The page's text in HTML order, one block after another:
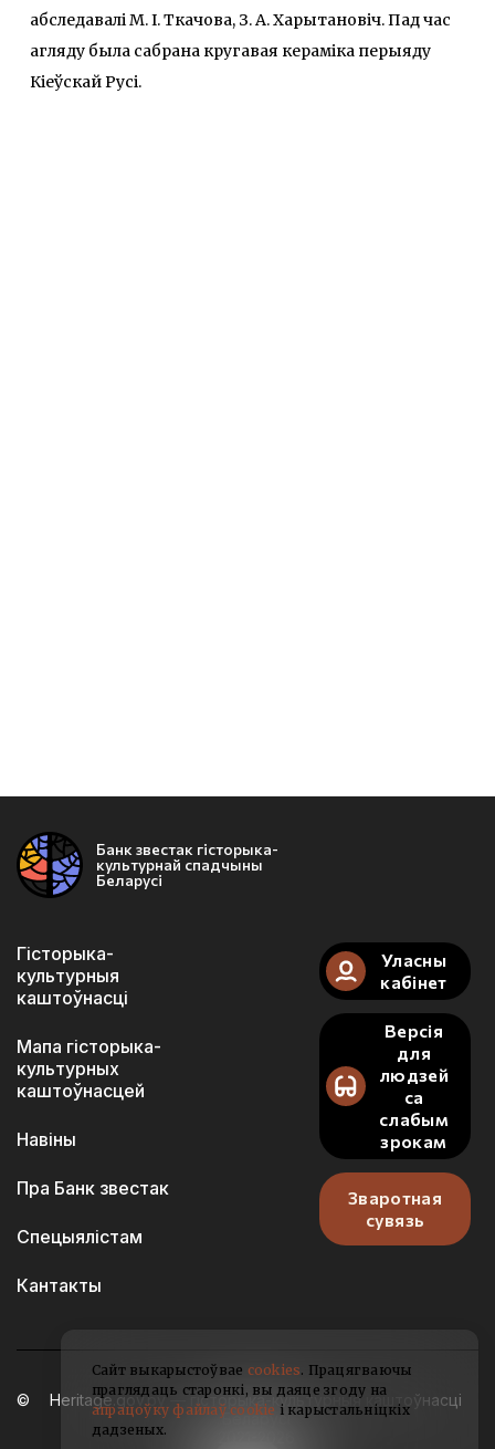
абследавалі М. І. Ткачова, З. А. Харытановіч. Пад час
агляду была сабрана кругавая кераміка перыяду
Кіеўскай Русі.
Банк звестак гісторыка-
культурнай спадчыны
Беларусі
Гісторыка-
культурныя
каштоўнасці
Мапа гісторыка-
культурных
каштоўнасцей
Навіны
Пра Банк звестак
Спецыялістам
Кантакты
Уласны
кабінет
Версія
для
людзей
са
слабым
зрокам
Зваротная
сувязь
Heritage.gov.by — гісторыка-культурныя каштоўнасці
Беларусі
Сайт выкарыстоўвае cookies. Працягваючы
праглядаць старонкі, вы даяце згоду на
апрацоўку файлаў cookie і карыстальніцкіх
дадзеных.